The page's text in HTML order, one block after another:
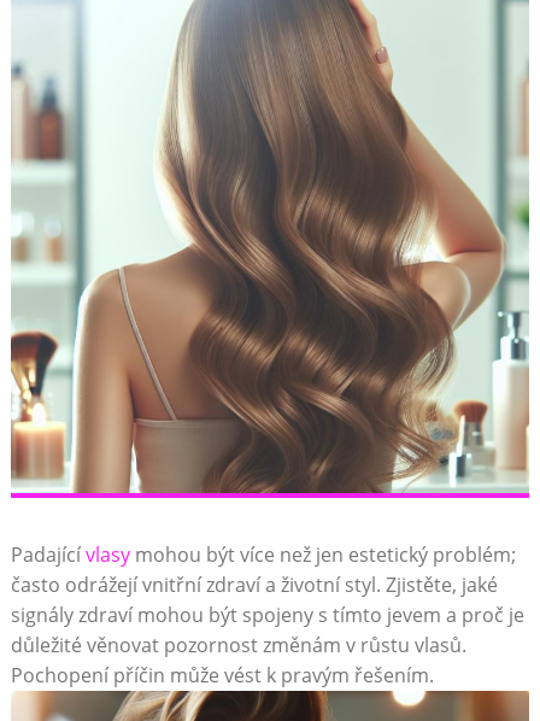
Padajícívlasymohou být více než jen estetický problém;
často odrážejí vnitřní zdraví ⁢a životní⁣ styl. Zjistěte, jaké
signály zdraví mohou být spojeny s tímto jevem ⁤a proč je​
důležité věnovat pozornost změnám v⁢ růstu vlasů.
⁢Pochopení příčin může⁢ vést k pravým ‌řešením.